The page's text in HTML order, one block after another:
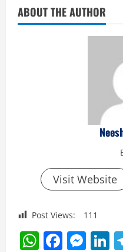
ABOUT THE AUTHOR
Visit Website
Post Views: 111